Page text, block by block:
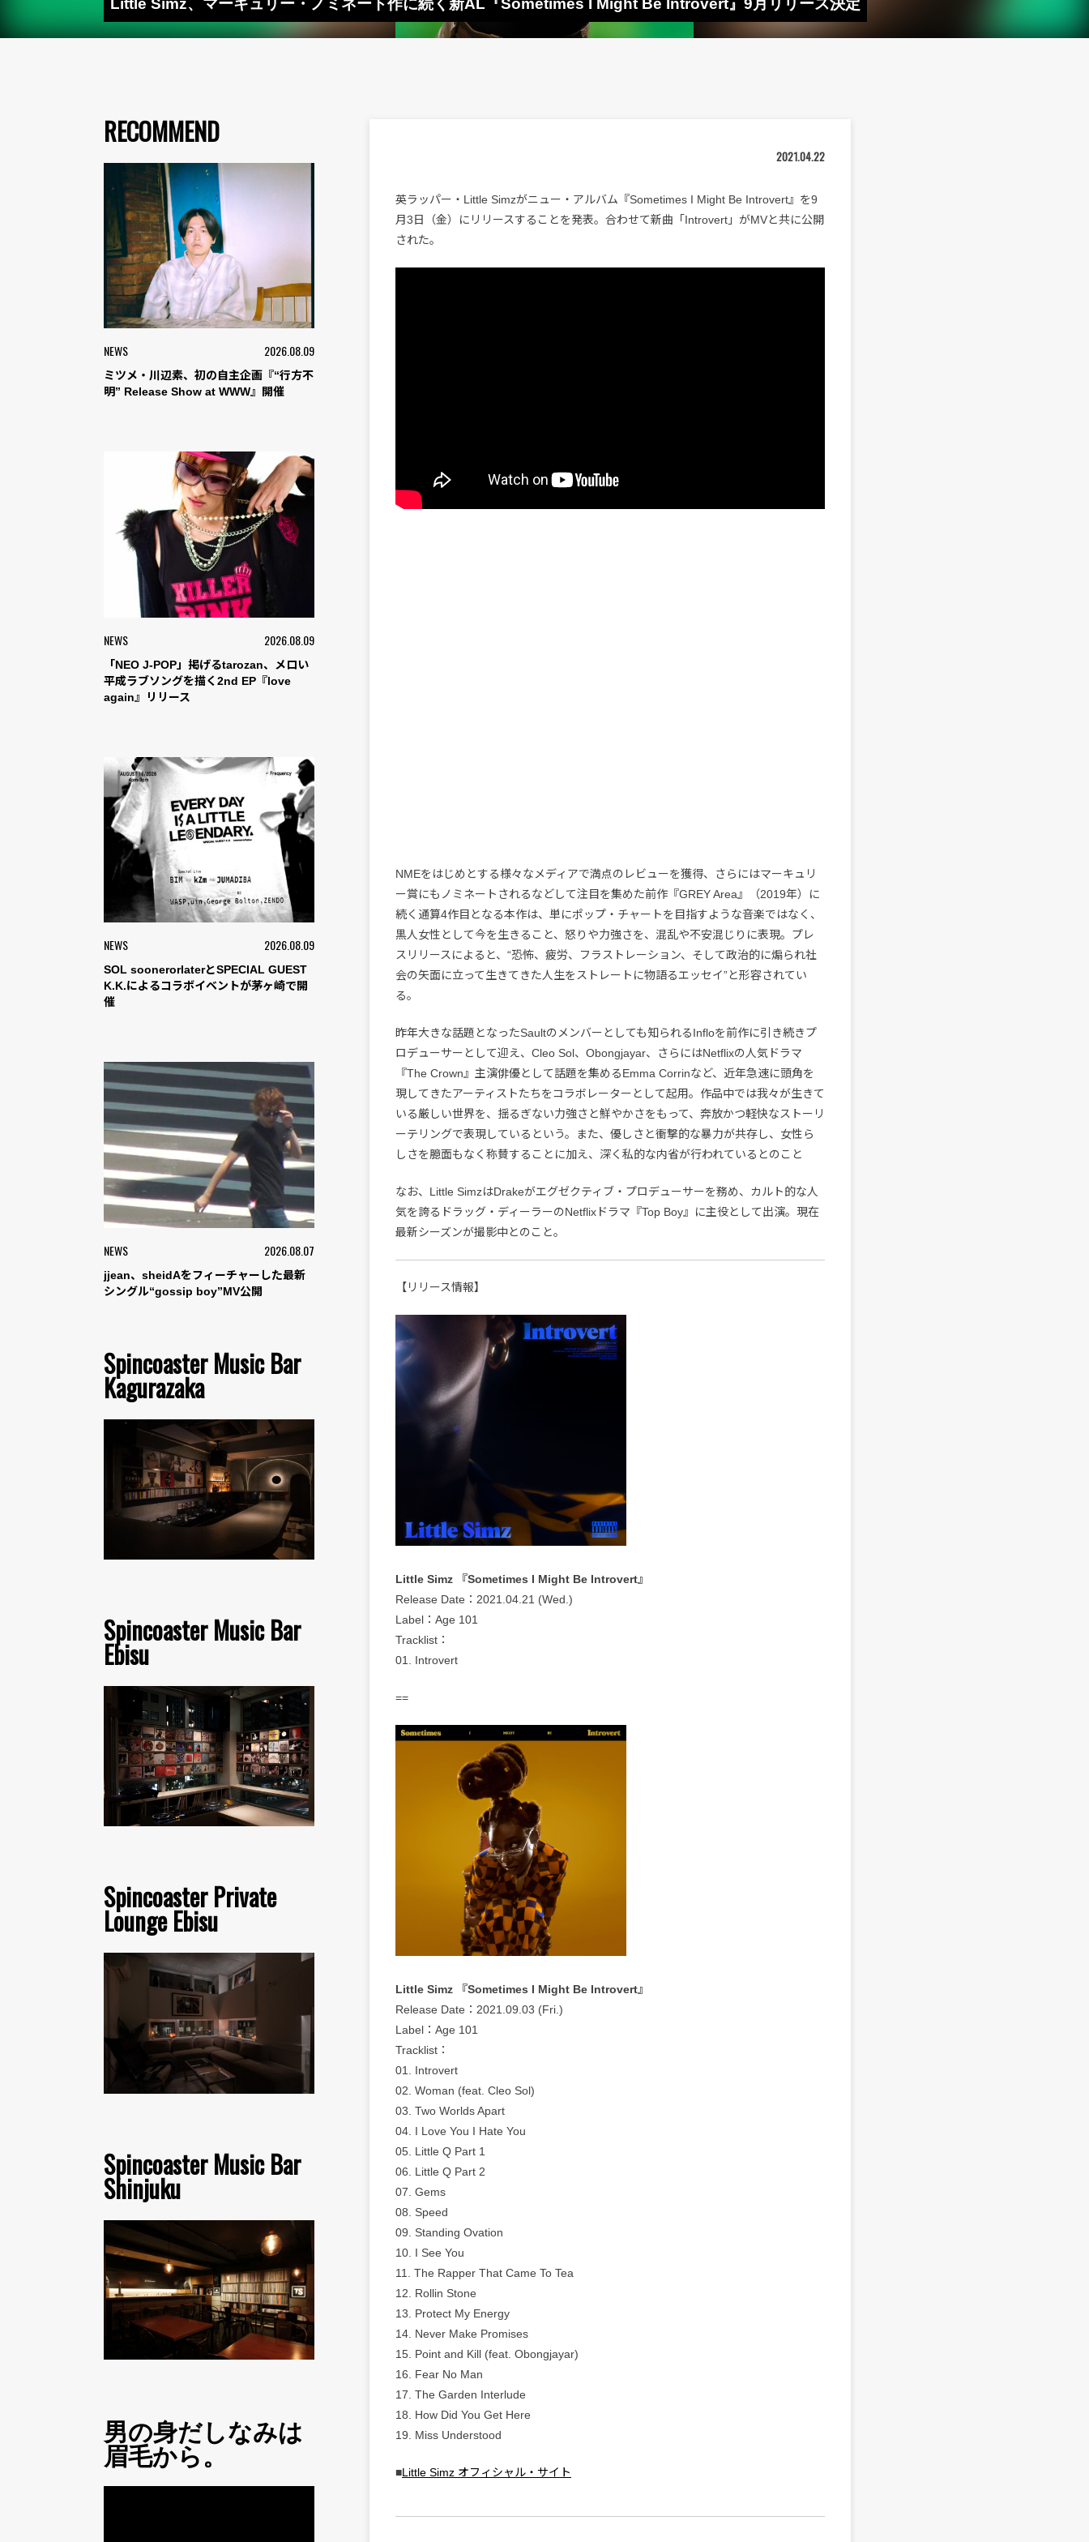
Little Simz、マーキュリー・ノミネート作に続く新AL『Sometimes I Might Be Introvert』9月リリース決定
RECOMMEND
NEWS 2026.08.09
ミツメ・川辺素、初の自主企画『“行方不
明” Release Show at WWW』開催
NEWS 2026.08.09
「NEO J-POP」掲げるtarozan、メロい
平成ラブソングを描く2nd EP『love
again』リリース
NEWS 2026.08.09
SOL soonerorlaterとSPECIAL GUEST
K.K.によるコラボイベントが茅ヶ崎で開
催
NEWS 2026.08.07
jjean、sheidAをフィーチャーした最新
シングル“gossip boy”MV公開
Spincoaster Music Bar
Kagurazaka
Spincoaster Music Bar
Ebisu
Spincoaster Private
Lounge Ebisu
Spincoaster Music Bar
Shinjuku
男の身だしなみは
眉毛から。
2021.04.22
英ラッパー・Little Simzがニュー・アルバム『Sometimes I Might Be Introvert』を9
月3日（金）にリリースすることを発表。合わせて新曲「Introvert」がMVと共に公開
された。
NMEをはじめとする様々なメディアで満点のレビューを獲得、さらにはマーキュリ
ー賞にもノミネートされるなどして注目を集めた前作『GREY Area』（2019年）に
続く通算4作目となる本作は、単にポップ・チャートを目指すような音楽ではなく、
黒人女性として今を生きること、怒りや力強さを、混乱や不安混じりに表現。プレ
スリリースによると、“恐怖、疲労、フラストレーション、そして政治的に煽られ社
会の矢面に立って生きてきた人生をストレートに物語るエッセイ”と形容されてい
る。
昨年大きな話題となったSaultのメンバーとしても知られるInfloを前作に引き続きプ
ロデューサーとして迎え、Cleo Sol、Obongjayar、さらにはNetflixの人気ドラマ
『The Crown』主演俳優として話題を集めるEmma Corrinなど、近年急速に頭角を
現してきたアーティストたちをコラボレーターとして起用。作品中では我々が生きて
いる厳しい世界を、揺るぎない力強さと鮮やかさをもって、奔放かつ軽快なストーリ
ーテリングで表現しているという。また、優しさと衝撃的な暴力が共存し、女性ら
しさを臆面もなく称賛することに加え、深く私的な内省が行われているとのこと
なお、Little SimzはDrakeがエグゼクティブ・プロデューサーを務め、カルト的な人
気を誇るドラッグ・ディーラーのNetflixドラマ『Top Boy』に主役として出演。現在
最新シーズンが撮影中とのこと。
【リリース情報】
Little Simz 『Sometimes I Might Be Introvert』
Release Date：2021.04.21 (Wed.)
Label：Age 101
Tracklist：
01. Introvert
==
Little Simz 『Sometimes I Might Be Introvert』
Release Date：2021.09.03 (Fri.)
Label：Age 101
Tracklist：
01. Introvert
02. Woman (feat. Cleo Sol)
03. Two Worlds Apart
04. I Love You I Hate You
05. Little Q Part 1
06. Little Q Part 2
07. Gems
08. Speed
09. Standing Ovation
10. I See You
11. The Rapper That Came To Tea
12. Rollin Stone
13. Protect My Energy
14. Never Make Promises
15. Point and Kill (feat. Obongjayar)
16. Fear No Man
17. The Garden Interlude
18. How Did You Get Here
19. Miss Understood
■Little Simz オフィシャル・サイト